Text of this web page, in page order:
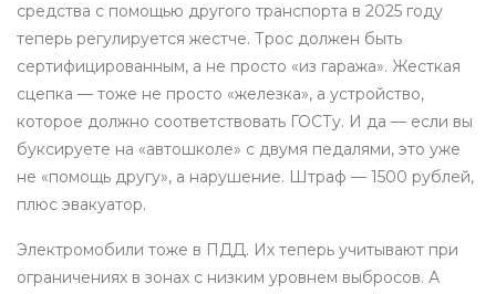
средства с помощью другого транспорта в 2025 году
теперь регулируется жестче. Трос должен быть
сертифицированным, а не просто «из гаража». Жесткая
сцепка — тоже не просто «железка», а устройство,
которое должно соответствовать ГОСТу. И да — если вы
буксируете на «автошколе» с двумя педалями, это уже
не «помощь другу», а нарушение. Штраф — 1500 рублей,
плюс эвакуатор.
Электромобили тоже в ПДД. Их теперь учитывают при
ограничениях в зонах с низким уровнем выбросов. А